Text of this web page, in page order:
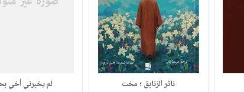
ناثر الزنابق ؛ مخت لم يخبرني أخي